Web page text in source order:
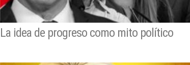
La idea de progreso como mito político